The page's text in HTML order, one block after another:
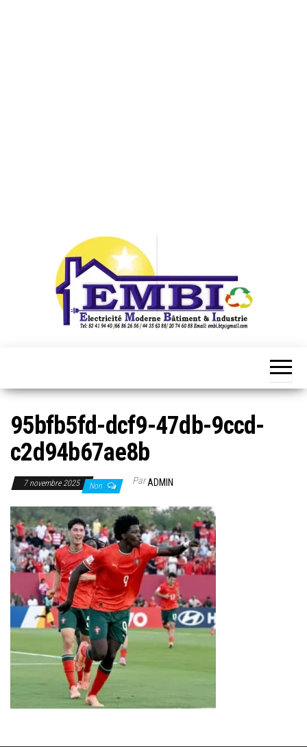
95bfb5fd-dcf9-47db-9ccd-
c2d94b67ae8b
7 novembre 2025 Non ParADMIN